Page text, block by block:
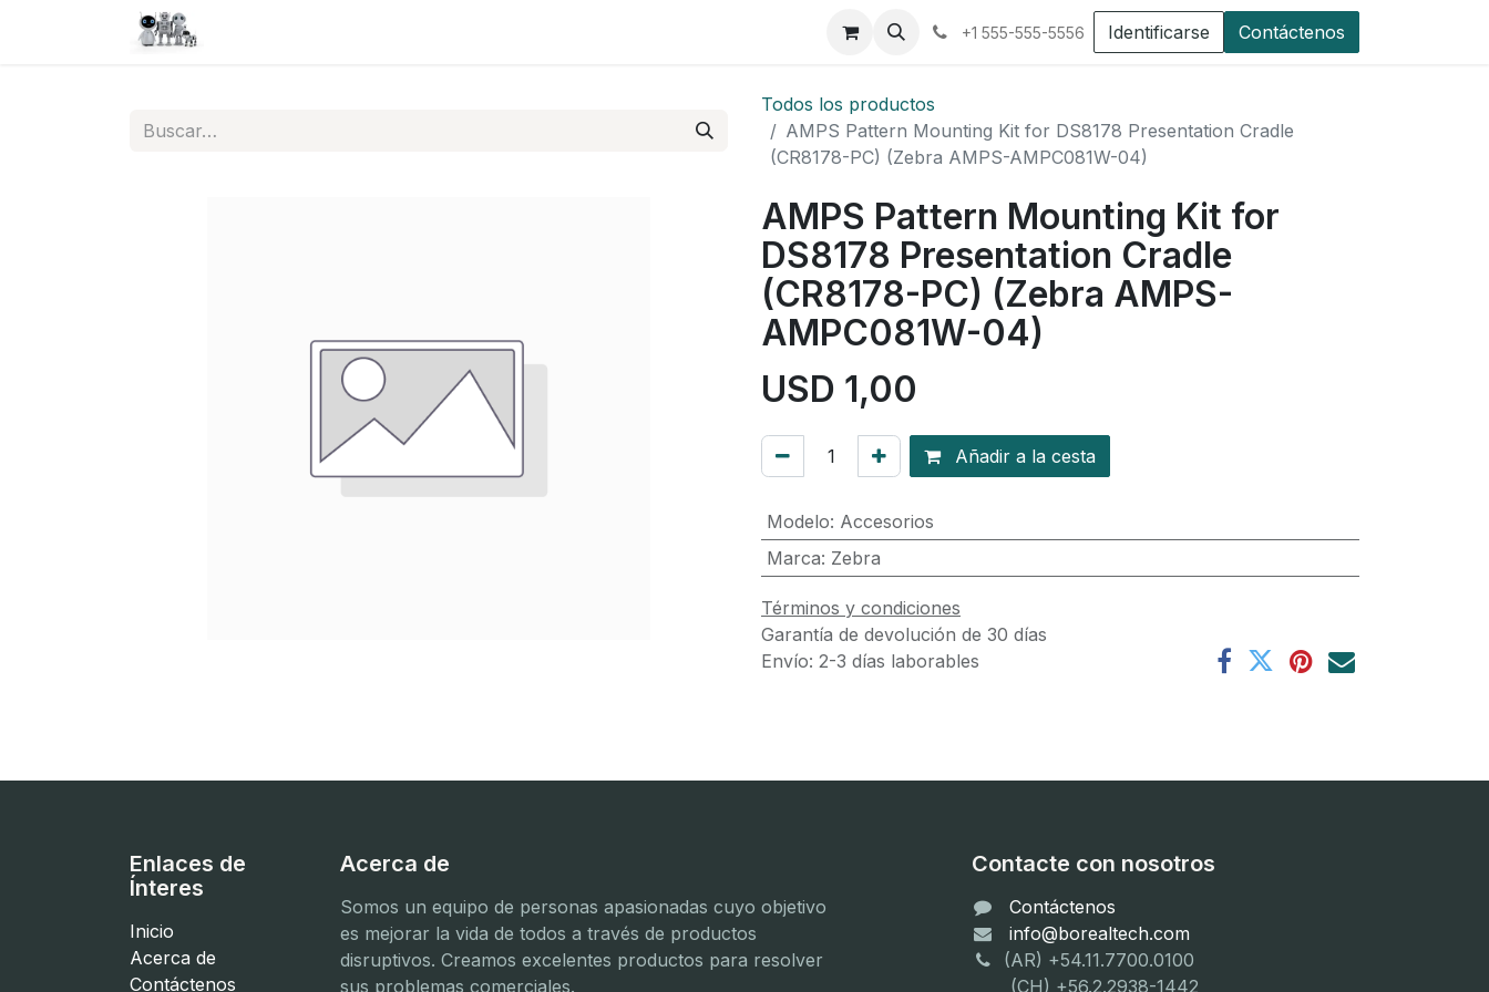
Planilla +1 555-555-5556 Identificarse Contáctenos
Todos los productos
AMPS Pattern Mounting Kit for DS8178 Presentation Cradle
(CR8178-PC) (Zebra AMPS-AMPC081W-04)
AMPS Pattern Mounting Kit for
DS8178 Presentation Cradle
(CR8178-PC) (Zebra AMPS-
AMPC081W-04)
USD 1,00
Añadir a la cesta
Modelo: Accesorios
Marca: Zebra
Términos y condiciones
Garantía de devolución de 30 días
Envío: 2-3 días laborables
Enlaces de
Ínteres
Inicio
Acerca de
Contáctenos
Acerca de
Somos un equipo de personas apasionadas cuyo objetivo
es mejorar la vida de todos a través de productos
disruptivos. Creamos excelentes productos para resolver
sus problemas comerciales.
Contacte con nosotros
Contáctenos
info@borealtech.com
(AR) +54.11.7700.0100
(CH) +56.2.2938-1442